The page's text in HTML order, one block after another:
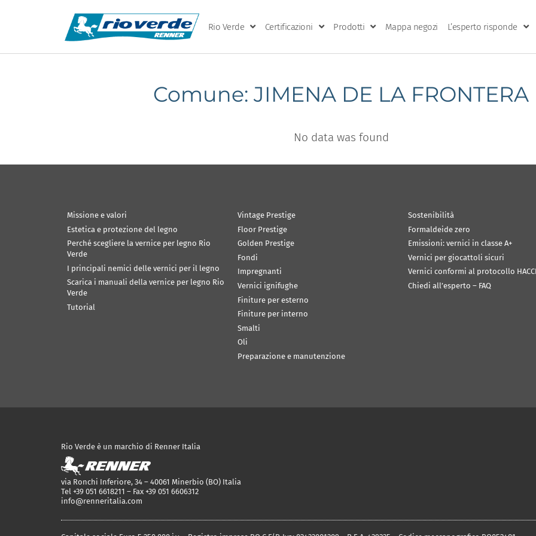
Rio Verde Certificazioni Prodotti Mappa negozi L’esperto risponde
Comune: JIMENA DE LA FRONTERA
No data was found
Missione e valori
Estetica e protezione del legno
Perché scegliere la vernice per legno Rio
Verde
I principali nemici delle vernici per il legno
Scarica i manuali della vernice per legno Rio
Verde
Tutorial
Vintage Prestige
Floor Prestige
Golden Prestige
Fondi
Impregnanti
Vernici ignifughe
Finiture per esterno
Finiture per interno
Smalti
Oli
Preparazione e manutenzione
Sostenibilità
Formaldeide zero
Emissioni: vernici in classe A+
Vernici per giocattoli sicuri
Vernici conformi al protocollo
Chiedi all’esperto – FAQ
Rio Verde è un marchio di Renner Italia
via Ronchi Inferiore, 34 – 40061 Minerbio (BO) Italia
Tel +39 051 6618211 – Fax +39 051 6606312
info@renneritalia.com